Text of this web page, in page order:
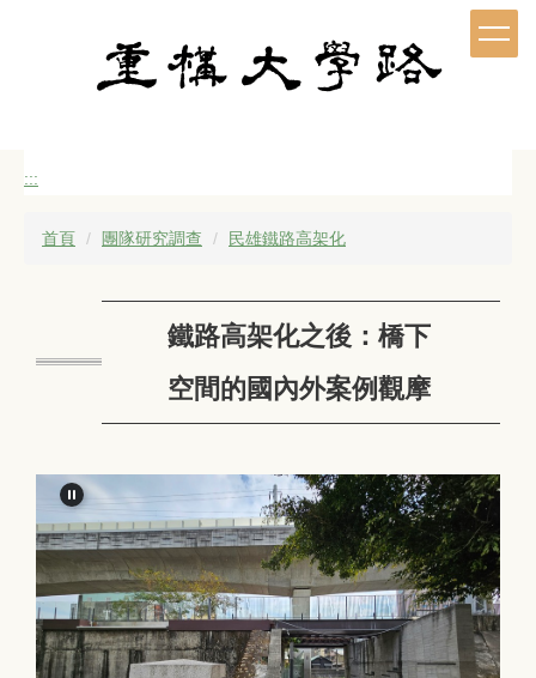
:::
首頁 團隊研究調查 民雄鐵路高架化
鐵路高架化之後：橋下
空間的國內外案例觀摩